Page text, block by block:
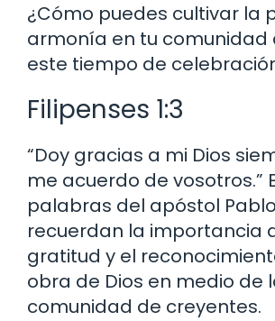
¿Cómo puedes cultivar la
armonía en tu comunidad
este tiempo de
Filipenses 1:3
“Doy gracias a mi Dios
me acuerdo de vosotros.”
palabras del apóstol
recuerdan la importancia
gratitud y el
obra de Dios en medio de
comunidad de creyentes.